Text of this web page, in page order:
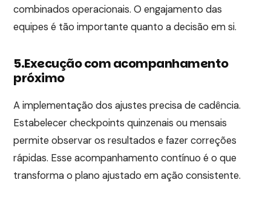
combinados operacionais. O engajamento das
equipes é tão importante quanto a decisão em si.
5.Execução com acompanhamento
próximo
A implementação dos ajustes precisa de cadência.
Estabelecer checkpoints quinzenais ou mensais
permite observar os resultados e fazer correções
rápidas. Esse acompanhamento contínuo é o que
transforma o plano ajustado em ação consistente.